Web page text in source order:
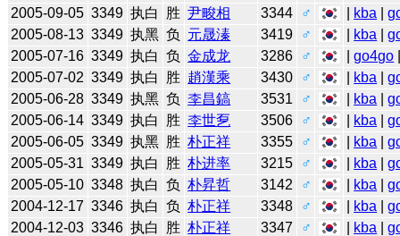
2005-09-05 3349 执白 胜 尹畯相 3344 ♂ kba |
2005-08-13 3349 执黑 负 元晟溱 3419 ♂ kba |
2005-07-16 3349 执白 负 金成龙 3286 ♂ |go4go
2005-07-02 3349 执白 胜 趙漢乘 3430 ♂ kba |
2005-06-28 3349 执黑 负 李昌鎬 3531 ♂ kba |
2005-06-14 3349 执白 胜 李世乭 3506 ♂ kba |
2005-06-05 3349 执黑 胜 朴正祥 3355 ♂ kba |
2005-05-31 3349 执白 胜 朴进率 3215 ♂ kba |
2005-05-10 3348 执白 负 朴昇哲 3142 ♂ kba |
2004-12-17 3346 执白 负 朴正祥 3348 ♂ kba |
2004-12-03 3346 执白 胜 朴正祥 3347 ♂ kba |